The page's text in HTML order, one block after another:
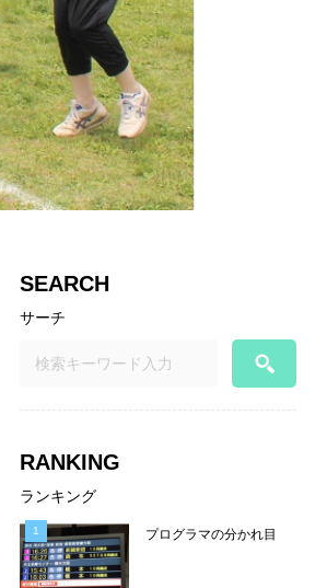
SEARCH
サーチ
RANKING
ランキング
プログラマの分かれ目